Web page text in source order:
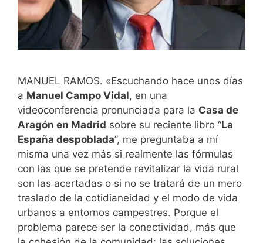
MANUEL RAMOS. «Escuchando hace unos días
a Manuel Campo Vidal, en una
videoconferencia pronunciada para la Casa de
Aragón en Madrid sobre su reciente libro “La
España despoblada”, me preguntaba a mí
misma una vez más si realmente las fórmulas
con las que se pretende revitalizar la vida rural
son las acertadas o si no se tratará de un mero
traslado de la cotidianeidad y el modo de vida
urbanos a entornos campestres. Porque el
problema parece ser la conectividad, más que